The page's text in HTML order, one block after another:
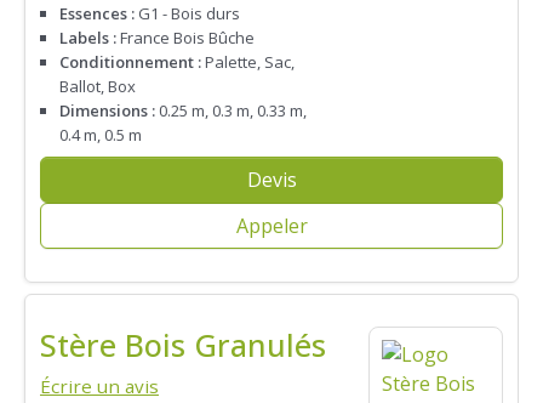
Essences : G1 - Bois durs
Labels :France Bois Bûche
Conditionnement :Palette, Sac,
Ballot, Box
Dimensions : 0.25 m, 0.3 m, 0.33 m,
0.4 m, 0.5 m
Devis
Appeler
Stère Bois Granulés
Écrire un avis